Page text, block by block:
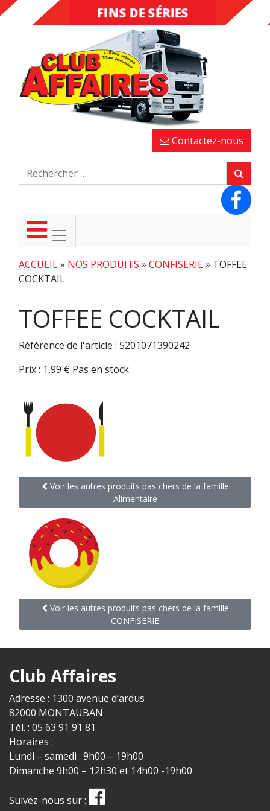
DESTOCKAGE
FINS DE SÉRIES
Contactez-nous
ACCUEIL» NOS PRODUITS » CONFISERIE» TOFFEE
COCKTAIL
TOFFEE COCKTAIL
Référence de l'article : 5201071390242
Prix : 1,99 € Pas en stock
Voir les autres produits pas chers de la famille
Alimentaire
Voir les autres produits pas chers de la famille
CONFISERIE
Club Affaires
Adresse : 1300 avenue d’ardus
82000 MONTAUBAN
Tél. : 05 63 91 91 81
Horaires :
Lundi – samedi : 9h00 – 19h00
Dimanche 9h00 – 12h30 et 14h00 -19h00
Suivez-nous sur :